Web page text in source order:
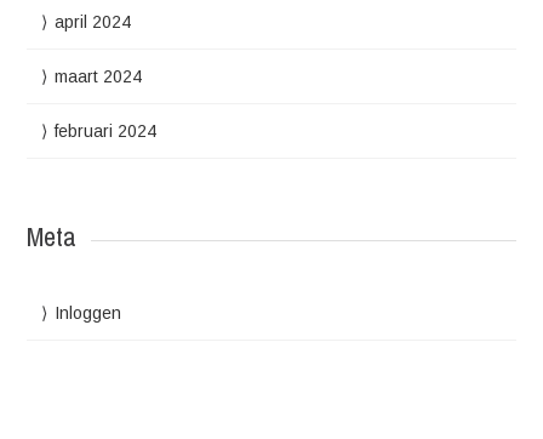
april 2024
maart 2024
februari 2024
Meta
Inloggen